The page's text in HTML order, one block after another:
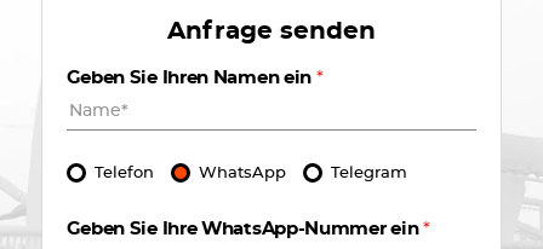
Anfrage senden
Geben Sie Ihren Namen ein *
Telefon WhatsApp Telegram
Geben Sie Ihre WhatsApp-Nummer ein*